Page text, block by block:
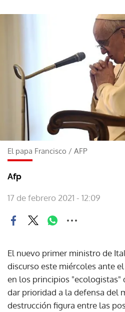
El papa Francisco / AFP
Afp
17 de febrero 2021 - 12:09
El nuevo primer ministro de
discurso este miércoles ante
en los principios "ecologistas"
dar prioridad a la defensa del
destrucción figura entre las